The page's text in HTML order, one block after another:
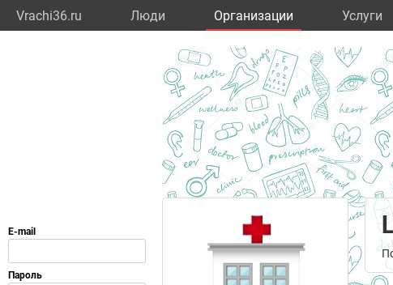
Vrachi36.ru Люди Организации Услуги